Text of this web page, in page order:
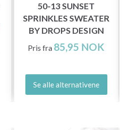
50-13 SUNSET
SPRINKLES SWEATER
BY DROPS DESIGN
Pris fra 85,95 NOK
Se alle alternativene